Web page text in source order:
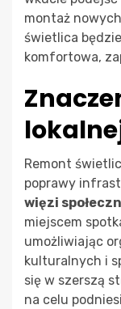
montaż
świetlica
komfortowa,
Remont
poprawy
więzi
miejscem
umożliwiając
kulturalnych i
się w szerszą
na celu